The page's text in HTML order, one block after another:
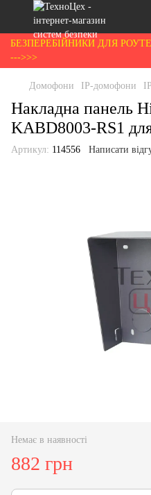
БЕЗПЕРЕБІЙНИКИ ДЛЯ
--->>>
Домофони IP-домофони
Накладна панель
KABD8003-RS1
Артикул: 114556 Написати
Немає в наявності
882 грн